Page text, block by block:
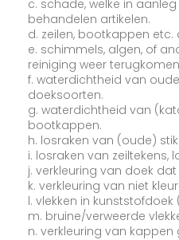
c. schade, welke in
behandelen artikelen.
d. zeilen, bootkappen etc.
e. schimmels, algen, of
reiniging weer
f. waterdichtheid van
doeksoorten.
g. waterdichtheid van
bootkappen.
h. losraken van (oude)
i. losraken van zeiltekens,
j. verkleuring van doek
k. verkleuring van niet
l. vlekken in kunststofdoek
m. bruine/verweerde
n. verkleuring van